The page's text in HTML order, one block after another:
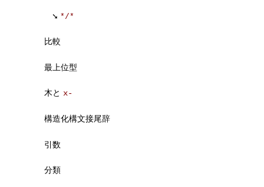
*/*
比較
最上位型
木と x-
構造化構文接尾辞
引数
分類